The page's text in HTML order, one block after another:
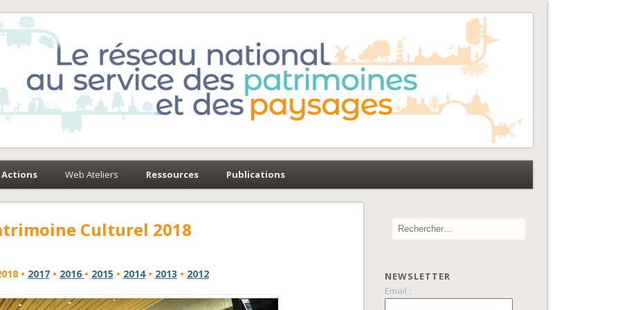
Actions Web Ateliers Ressources Publications
Culturel 2018
• 2017• 2016 • 2015 • 2014• 2013 • 2012
NEWSLETTER
Email :